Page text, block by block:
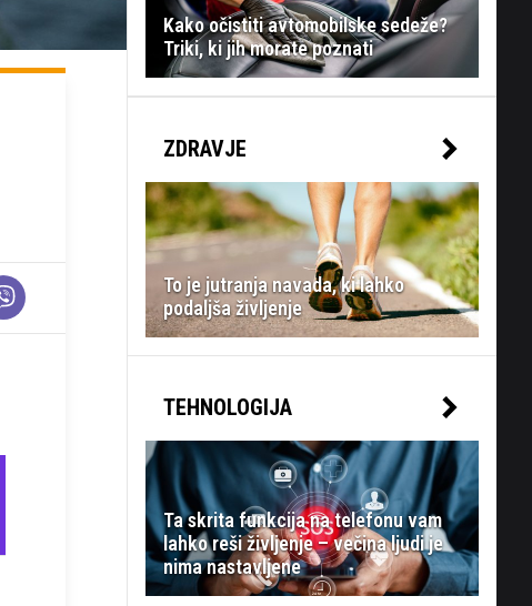
Kako očistiti avtomobilske sedeže?
Triki, ki jih morate poznati
ZDRAVJE
To je jutranja navada, ki lahko
podaljša življenje
TEHNOLOGIJA
Ta skrita funkcija na telefonu vam
lahko reši življenje – večina ljudi je
nima nastavljene